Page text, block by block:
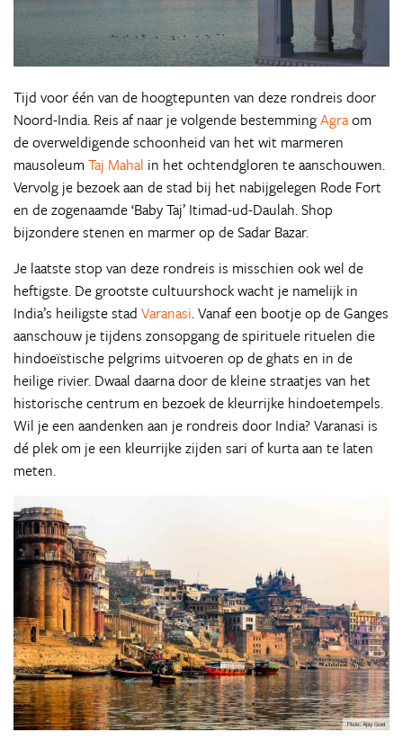
Tijd voor één van de hoogtepunten van deze rondreis door
Noord-India. Reis af naar je volgende bestemmingAgraom
de overweldigende schoonheid van het wit marmeren
mausoleum Taj Mahal in het ochtendgloren te aanschouwen.
Vervolg je bezoek aan de stad bij het nabijgelegen Rode Fort
en de zogenaamde ‘Baby Taj’ Itimad-ud-Daulah. Shop
bijzondere stenen en marmer op de Sadar Bazar.
Je laatste stop van deze rondreis is misschien ook wel de
heftigste. De grootste cultuurshock wacht je namelijk in
India’s heiligste stad Varanasi. Vanaf een bootje op de Ganges
aanschouw je tijdens zonsopgang de spirituele rituelen die
hindoeïstische pelgrims uitvoeren op de ghats en in de
heilige rivier. Dwaal daarna door de kleine straatjes van het
historische centrum en bezoek de kleurrijke hindoetempels.
Wil je een aandenken aan je rondreis door India? Varanasi is
dé plek om je een kleurrijke zijden sari of kurta aan te laten
meten.